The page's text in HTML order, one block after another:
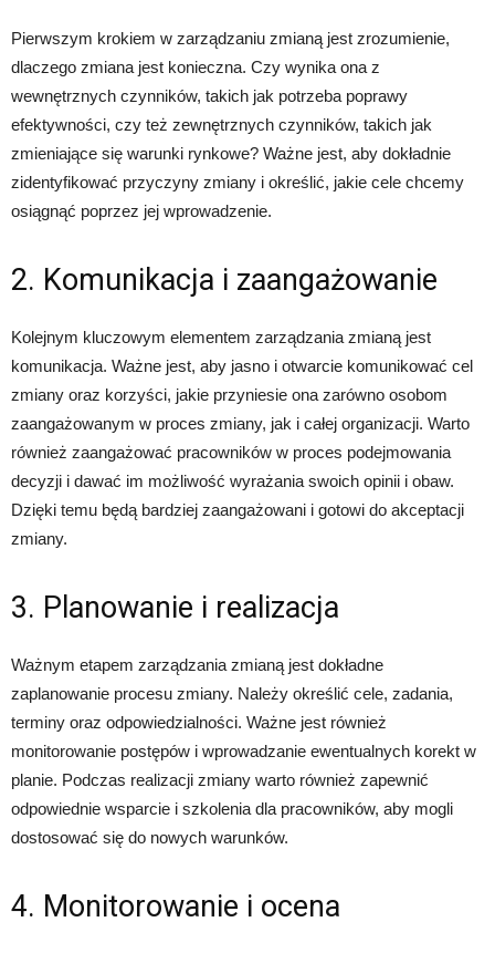
Pierwszym krokiem w zarządzaniu zmianą jest zrozumienie,
dlaczego zmiana jest konieczna. Czy wynika ona z
wewnętrznych czynników, takich jak potrzeba poprawy
efektywności, czy też zewnętrznych czynników, takich jak
zmieniające się warunki rynkowe? Ważne jest, aby dokładnie
zidentyfikować przyczyny zmiany i określić, jakie cele chcemy
osiągnąć poprzez jej wprowadzenie.
2. Komunikacja i zaangażowanie
Kolejnym kluczowym elementem zarządzania zmianą jest
komunikacja. Ważne jest, aby jasno i otwarcie komunikować cel
zmiany oraz korzyści, jakie przyniesie ona zarówno osobom
zaangażowanym w proces zmiany, jak i całej organizacji. Warto
również zaangażować pracowników w proces podejmowania
decyzji i dawać im możliwość wyrażania swoich opinii i obaw.
Dzięki temu będą bardziej zaangażowani i gotowi do akceptacji
zmiany.
3. Planowanie i realizacja
Ważnym etapem zarządzania zmianą jest dokładne
zaplanowanie procesu zmiany. Należy określić cele, zadania,
terminy oraz odpowiedzialności. Ważne jest również
monitorowanie postępów i wprowadzanie ewentualnych korekt w
planie. Podczas realizacji zmiany warto również zapewnić
odpowiednie wsparcie i szkolenia dla pracowników, aby mogli
dostosować się do nowych warunków.
4. Monitorowanie i ocena